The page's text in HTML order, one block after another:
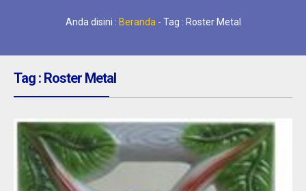
Anda disini : Beranda - Tag : Roster Metal
Tag : Roster Metal